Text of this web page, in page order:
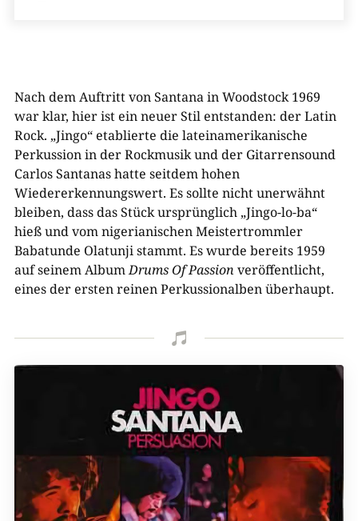
Nach dem Auftritt von Santana in Woodstock 1969
war klar, hier ist ein neuer Stil entstanden: der Latin
Rock. „Jingo“ etablierte die lateinamerikanische
Perkussion in der Rockmusik und der Gitarrensound
Carlos Santanas hatte seitdem hohen
Wiedererkennungswert. Es sollte nicht unerwähnt
bleiben, dass das Stück ursprünglich „Jingo-lo-ba“
hieß und vom nigerianischen Meistertrommler
Babatunde Olatunji stammt. Es wurde bereits 1959
auf seinem AlbumDrums Of Passion veröffentlicht,
eines der ersten reinen Perkussionalben überhaupt.
